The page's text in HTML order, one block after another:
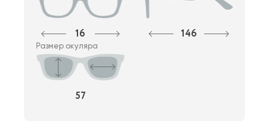
16 146
Размер окуляра
57